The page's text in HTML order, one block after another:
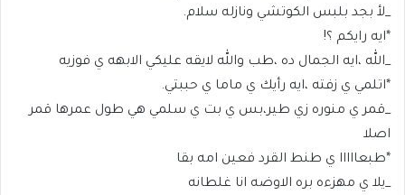
_لأ بجد بلبس الكوتشي ونازله سلام.
*ايه رايكم ؟!
_الله ،ايه الجمال ده ،طب والله لايقه عليكي الابهه ي فوزيه
*اتلمي ي زفته ،ايه رأيك ي ماما ي حببتي.
_قمر ي منوره زي طير،بس ي بت ي سلمي هي طول عمرها قمر
اصلا
*طبعااااا ي طنط القرد فعين امه بقا
_يلا ي مهزءه بره الاوضه انا غلطانه